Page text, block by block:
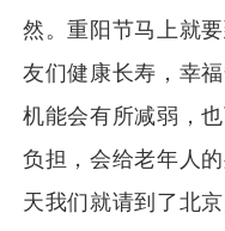
然。重阳节马上就
友们健康长寿，幸
机能会有所减弱，
负担，会给老年人
天我们就请到了北